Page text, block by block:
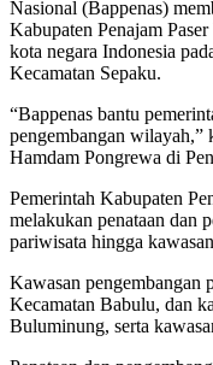
Nasional (Bappenas)
Kabupaten Penajam
kota negara Indonesia
Kecamatan Sepaku.
“Bappenas bantu
pengembangan wilayah,”
Hamdam Pongrewa di
Pemerintah Kabupaten
melakukan penataan dan
pariwisata hingga
Kawasan pengembangan
Kecamatan Babulu, dan
Buluminung, serta